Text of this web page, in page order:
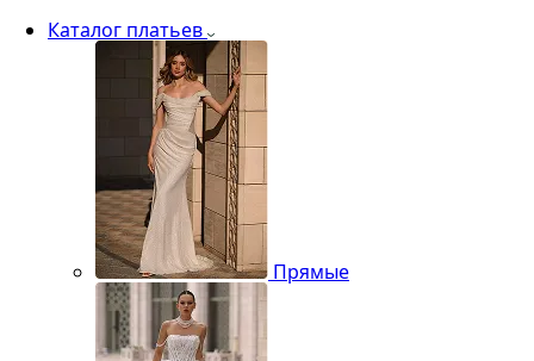
Каталог платьев
Прямые